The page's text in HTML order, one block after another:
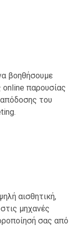
βοηθήσουμε
online παρουσίας
του
αισθητική,
μηχανές
σας από